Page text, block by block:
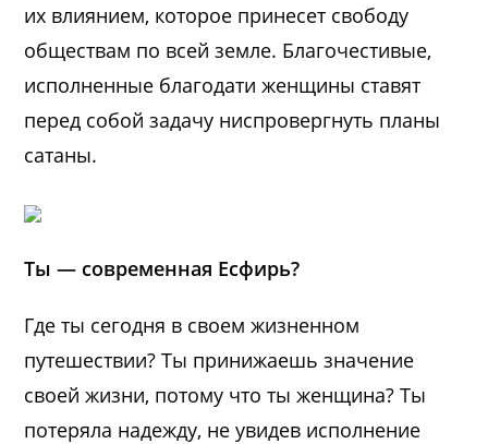
их влиянием, которое принесет свободу
обществам по всей земле. Благочестивые,
исполненные благодати женщины ставят
перед собой задачу ниспровергнуть планы
сатаны.
Ты — современная Есфирь?
Где ты сегодня в своем жизненном
путешествии? Ты принижаешь значение
своей жизни, потому что ты женщина? Ты
потеряла надежду, не увидев исполнение